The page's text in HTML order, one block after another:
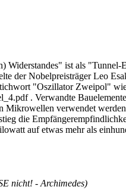
Widerstandes" ist als
der Nobelpreisträger Leo
"Oszillator Zweipol"
. Verwandte
verwendet
die
auf etwas mehr als
nicht! - Archimedes)